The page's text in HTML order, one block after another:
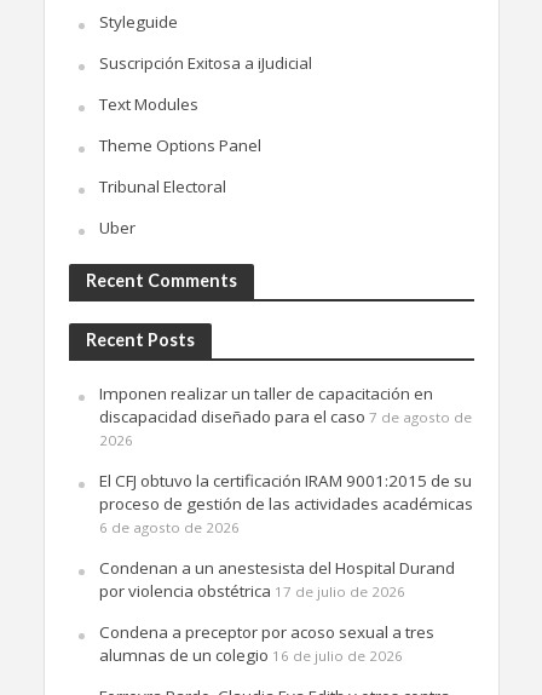
Styleguide
Suscripción Exitosa a iJudicial
Text Modules
Theme Options Panel
Tribunal Electoral
Uber
Recent Comments
Recent Posts
Imponen realizar un taller de capacitación en
discapacidad diseñado para el caso 7 de agosto de
2026
El CFJ obtuvo la certificación IRAM 9001:2015 de su
proceso de gestión de las actividades académicas
6 de agosto de 2026
Condenan a un anestesista del Hospital Durand
por violencia obstétrica 17 de julio de 2026
Condena a preceptor por acoso sexual a tres
alumnas de un colegio 16 de julio de 2026